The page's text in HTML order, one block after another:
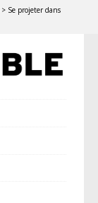
> Se projeter dans